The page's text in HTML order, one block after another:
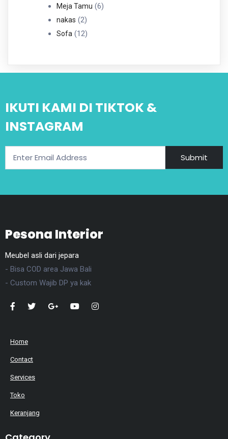
Meja Tamu 66
nakas 22
Produk
Sofa 1212
IKUTI KAMI DI TIKTOK &
INSTAGRAM
Submit
Pesona Interior
Meubel asli dari jepara
- Bisa COD area Jawa Bali
- Custom Wajib DP ya kak
Home
Contact
Services
Toko
Keranjang